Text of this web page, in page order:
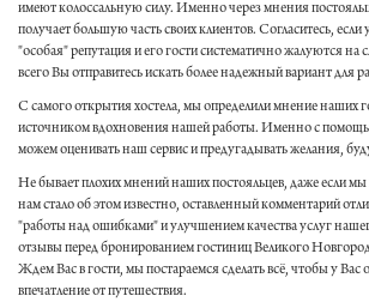
имеют колоссальную силу. Именно через мнения
получает большую часть своих клиентов. Согласитесь, если
"особая" репутация и его гости систематично жалуются на
всего Вы отправитесь искать более надежный вариант для
С самого открытия хостела, мы определили мнение наших
источником вдохновения нашей работы. Именно с
можем оценивать наш сервис и предугадывать желания,
Не бывает плохих мнений наших постояльцев, даже если мы
нам стало об этом известно, оставленный комментарий
"работы над ошибками" и улучшением качества услуг
отзывы перед бронированием гостиниц Великого
Ждем Вас в гости, мы постараемся сделать всё, чтобы у Вас
впечатление от путешествия.